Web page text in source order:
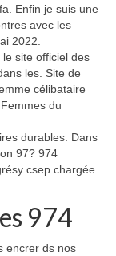
Enfin je suis une
avec les
2022.
site officiel des
les. Site de
célibataire
du
durables. Dans
97? 974
csep chargée
974
encrer ds nos